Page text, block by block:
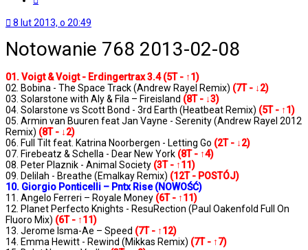
8 lut 2013, o 20:49
Notowanie 768 2013-02-08
01. Voigt & Voigt - Erdingertrax 3.4 (5T - ↑1)
02. Bobina - The Space Track (Andrew Rayel Remix) (7T - ↓2)
03. Solarstone with Aly & Fila – Fireisland (8T - ↓3)
04. Solarstone vs Scott Bond - 3rd Earth (Heatbeat Remix) (5T - ↑1)
05. Armin van Buuren feat Jan Vayne - Serenity (Andrew Rayel 2012
Remix) (8T - ↓2)
06. Full Tilt feat. Katrina Noorbergen - Letting Go (2T - ↓2)
07. Firebeatz & Schella - Dear New York (8T - ↑4)
08. Peter Plaznik - Animal Society (3T - ↑11)
09. Delilah - Breathe (Emalkay Remix) (12T - POSTÓJ)
10. Giorgio Ponticelli – Pntx Rise (NOWOŚĆ)
11. Angelo Ferreri – Royale Money (6T - ↑11)
12. Planet Perfecto Knights - ResuRection (Paul Oakenfold Full On
Fluoro Mix) (6T - ↑11)
13. Jerome Isma-Ae – Speed (7T - ↑12)
14. Emma Hewitt - Rewind (Mikkas Remix) (7T - ↑7)